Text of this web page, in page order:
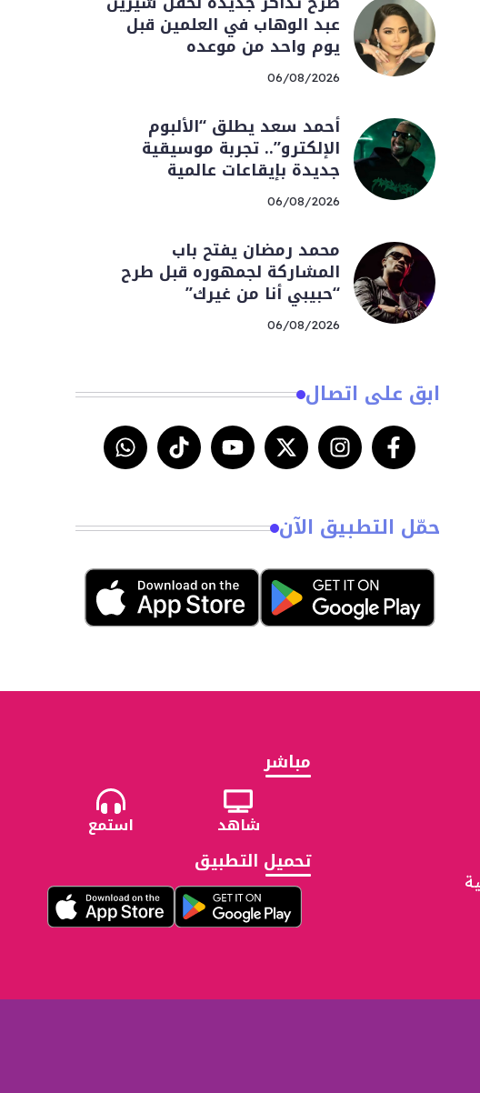
عبد الوهاب في العلمين قبل
يوم واحد من موعده
06/08/2026
أحمد سعد يطلق “الألبوم
الإلكترو”.. تجربة موسيقية
جديدة بإيقاعات عالمية
06/08/2026
محمد رمضان يفتح باب
المشاركة لجمهوره قبل طرح
“حبيبي أنا من غيرك”
06/08/2026
ابق على اتصال
حمّل التطبيق الآن
مباشر
شاهد استمع
تحميل التطبيق